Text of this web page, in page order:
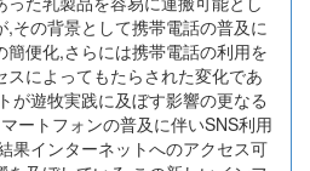
その背景として携帯電話の普及に
便化,さらには携帯電話の利用を
によってもたらされた変化であ
が遊牧実践に及ぼす影響の更なる
ートフォンの普及に伴いSNS利用
果インターネットへのアクセス可